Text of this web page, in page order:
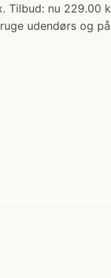
nu
udendørs og